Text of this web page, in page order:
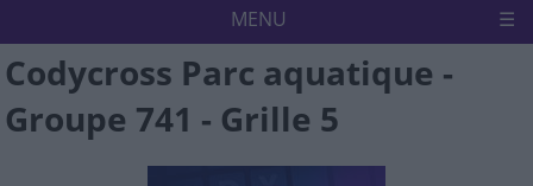
MENU
Accueil Politique de confidentialité
Avertissement Nous contacter
Codycross Parc aquatique -
Groupe 741 - Grille 5